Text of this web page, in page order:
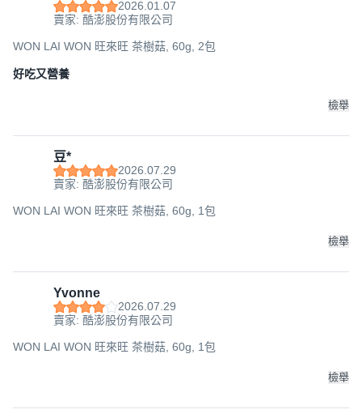
2026.01.07
賣家: 酷澎股份有限公司
WON LAI WON 旺來旺 茶樹菇, 60g, 2包
好吃又營養
檢舉
豆*
2026.07.29
賣家: 酷澎股份有限公司
WON LAI WON 旺來旺 茶樹菇, 60g, 1包
檢舉
Yvonne
2026.07.29
賣家: 酷澎股份有限公司
WON LAI WON 旺來旺 茶樹菇, 60g, 1包
檢舉